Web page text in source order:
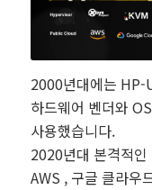
2000년대에는 HP-
하드웨어 벤더와
사용했습니다.
2020년대 본격적
AWS , 구글 클라우